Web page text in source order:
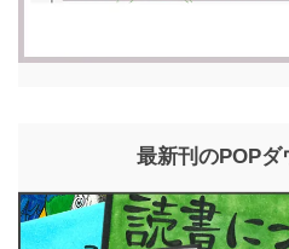
最新刊のPOPダ